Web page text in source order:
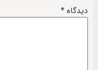
دیدگاه *